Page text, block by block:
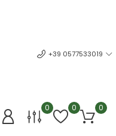
+39 0577533019
0 0 0